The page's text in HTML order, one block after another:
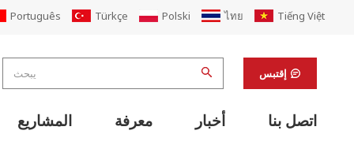
Português Türkçe Polski ไทย Tiếng Việt
إقتبس
المشاريع معرفة أخبار اتصل بنا